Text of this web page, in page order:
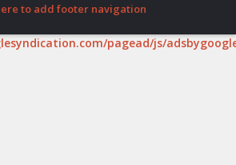
to add footer navigation
pagead/js/